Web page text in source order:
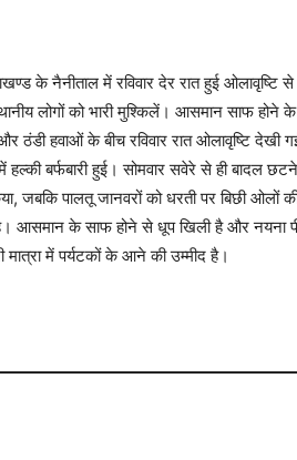
के नैनीताल में रविवार देर रात हुई ओलावृष्टि
लोगों को भारी मुश्किलें। आसमान साफ होने
ठंडी हवाओं के बीच रविवार रात ओलावृष्टि
बर्फबारी हुई। सोमवार सवेरे से ही बादल
जबकि पालतू जानवरों को धरती पर बिछी
आसमान के साफ होने से धूप खिली है और नयना
में पर्यटकों के आने की उम्मीद है।